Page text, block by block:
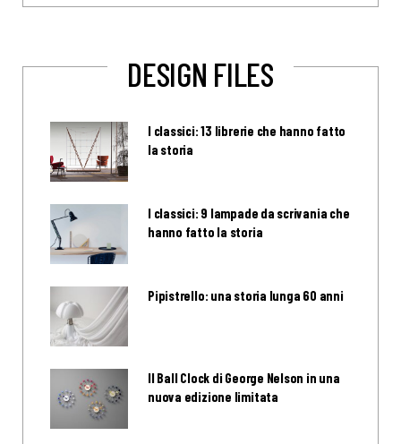
DESIGN FILES
I classici: 13 librerie che hanno fatto
la storia
I classici: 9 lampade da scrivania che
hanno fatto la storia
Pipistrello: una storia lunga 60 anni
Il Ball Clock di George Nelson in una
nuova edizione limitata